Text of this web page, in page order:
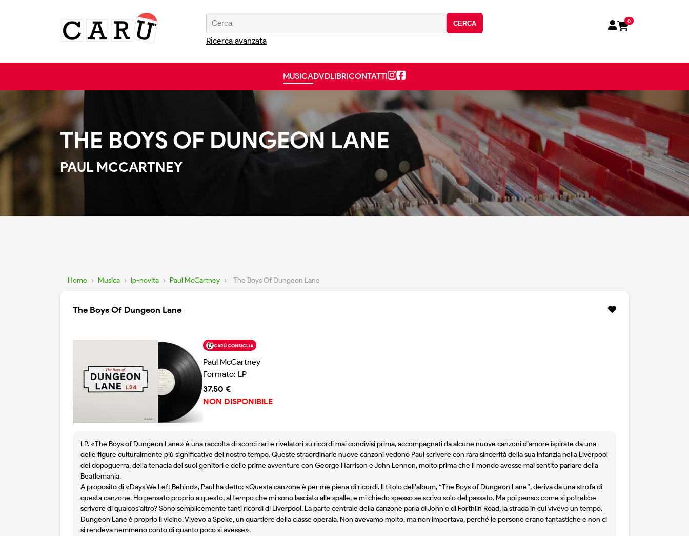
CERCA
Ricerca avanzata
0
MUSICADVDLIBRICONTATTI
THE BOYS OF DUNGEON LANE
PAUL MCCARTNEY
Home › Musica › lp-novita › Paul McCartney › The Boys Of Dungeon Lane
The Boys Of Dungeon Lane
CARÙ CONSIGLIA
Paul McCartney
Formato: LP
37.50 €
NON DISPONIBILE
LP. «The Boys of Dungeon Lane» è una raccolta di scorci rari e rivelatori su ricordi mai condivisi prima, accompagnati da alcune nuove canzoni d’amore ispirate da una
delle figure culturalmente più significative del nostro tempo. Queste straordinarie nuove canzoni vedono Paul scrivere con rara sincerità della sua infanzia nella Liverpool
del dopoguerra, della tenacia dei suoi genitori e delle prime avventure con George Harrison e John Lennon, molto prima che il mondo avesse mai sentito parlare della
Beatlemania.
A proposito di «Days We Left Behind», Paul ha detto: «Questa canzone è per me piena di ricordi. Il titolo dell’album, “The Boys of Dungeon Lane”, deriva da una strofa di
questa canzone. Ho pensato proprio a questo, al tempo che mi sono lasciato alle spalle, e mi chiedo spesso se scrivo solo del passato. Ma poi penso: come si potrebbe
scrivere di qualcos’altro? Sono semplicemente tanti ricordi di Liverpool. La parte centrale della canzone parla di John e di Forthlin Road, la strada in cui vivevo un tempo.
Dungeon Lane è proprio lì vicino. Vivevo a Speke, un quartiere della classe operaia. Non avevamo molto, ma non importava, perché le persone erano fantastiche e non ci
si rendeva nemmeno conto di quanto poco si avesse».